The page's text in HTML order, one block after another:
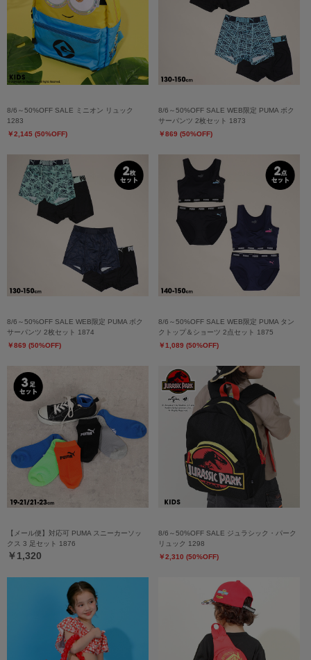
8/6～50%OFF SALE ミニオン リュック
1283
￥2,145 (50%OFF)
8/6～50%OFF SALE WEB限定 PUMA ボク
サーパンツ 2枚セット 1873
￥869 (50%OFF)
8/6～50%OFF SALE WEB限定 PUMA ボク
サーパンツ 2枚セット 1874
￥869 (50%OFF)
8/6～50%OFF SALE WEB限定 PUMA タン
クトップ＆ショーツ 2点セット 1875
￥1,089 (50%OFF)
【メール便】対応可 PUMA スニーカーソッ
クス 3 足セット 1876
￥1,320
8/6～50%OFF SALE ジュラシック・パーク
リュック 1298
￥2,310 (50%OFF)